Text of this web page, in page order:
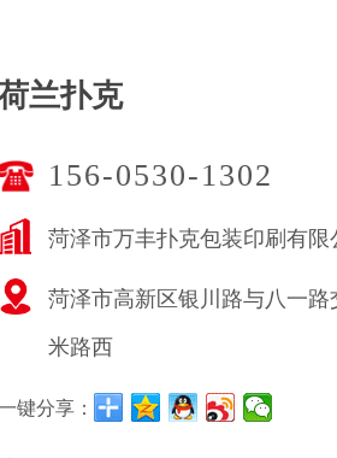
兰扑克
156-0530-1302
菏泽市万丰扑克包装印刷有限
菏泽市高新区银川路与八一路
米路西
键分享：